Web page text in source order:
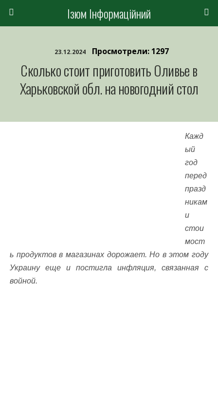
Ізюм Інформаційний
23.12.2024 Просмотрели: 1297
Сколько стоит приготовить Оливье в
Харьковской обл. на новогодний стол
Кажд
ый
год
перед
празд
никам
и
стои
мост
ь продуктов в магазинах дорожает. Но в этом году
Украину еще и постигла инфляция, связанная с
войной.